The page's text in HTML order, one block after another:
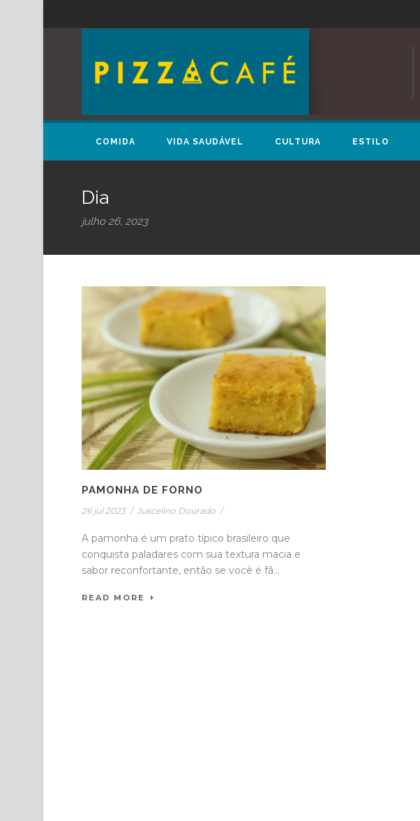
COMIDA VIDA SAUDÁVEL CULTURA ESTILO
Dia
julho 26, 2023
PAMONHA DE FORNO
26 jul 2023 / Juscelino Dourado /
A pamonha é um prato típico brasileiro que
conquista paladares com sua textura macia e
sabor reconfortante, então se você é fã...
READ MORE